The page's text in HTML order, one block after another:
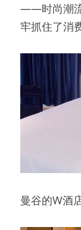
——时尚潮
牢抓住了消
曼谷的W酒